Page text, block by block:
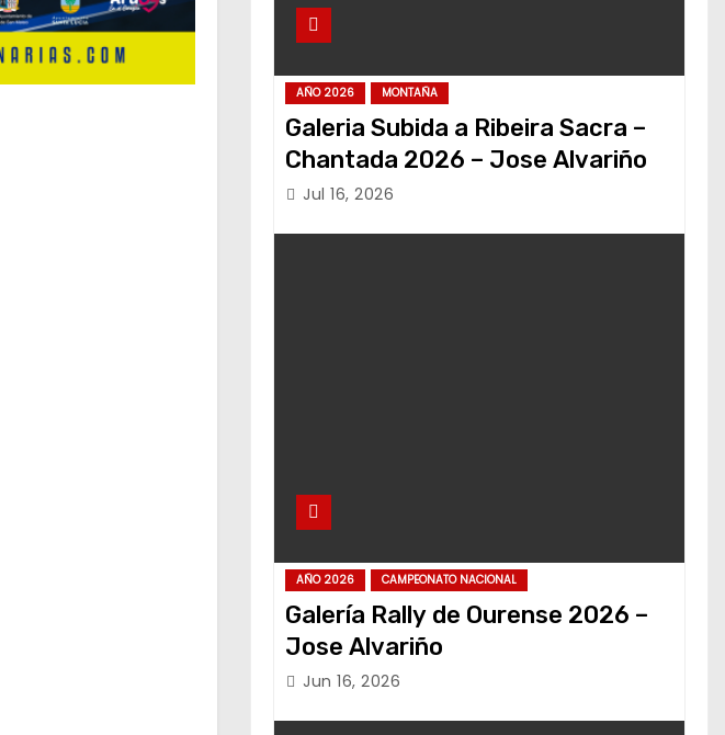
AÑO 2026 MONTAÑA
Galeria Subida a Ribeira Sacra –
Chantada 2026 – Jose Alvariño
Jul 16, 2026
AÑO 2026 CAMPEONATO NACIONAL
Galería Rally de Ourense 2026 –
Jose Alvariño
Jun 16, 2026